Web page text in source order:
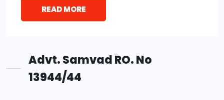
READ MORE
Advt. Samvad RO. No
13944/44